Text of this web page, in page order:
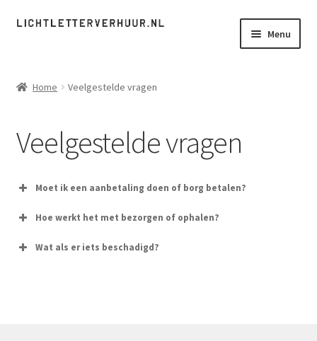
Ga
navigatie
Ga
de
inhoud
Menu
Lichtletters
Verlichting
Planning & Styling
Home Veelgestelde vragen
Veelgestelde vragen
Moet ik een aanbetaling doen of borg betalen?
Hoe werkt het met bezorgen of ophalen?
Wat als er iets beschadigd?